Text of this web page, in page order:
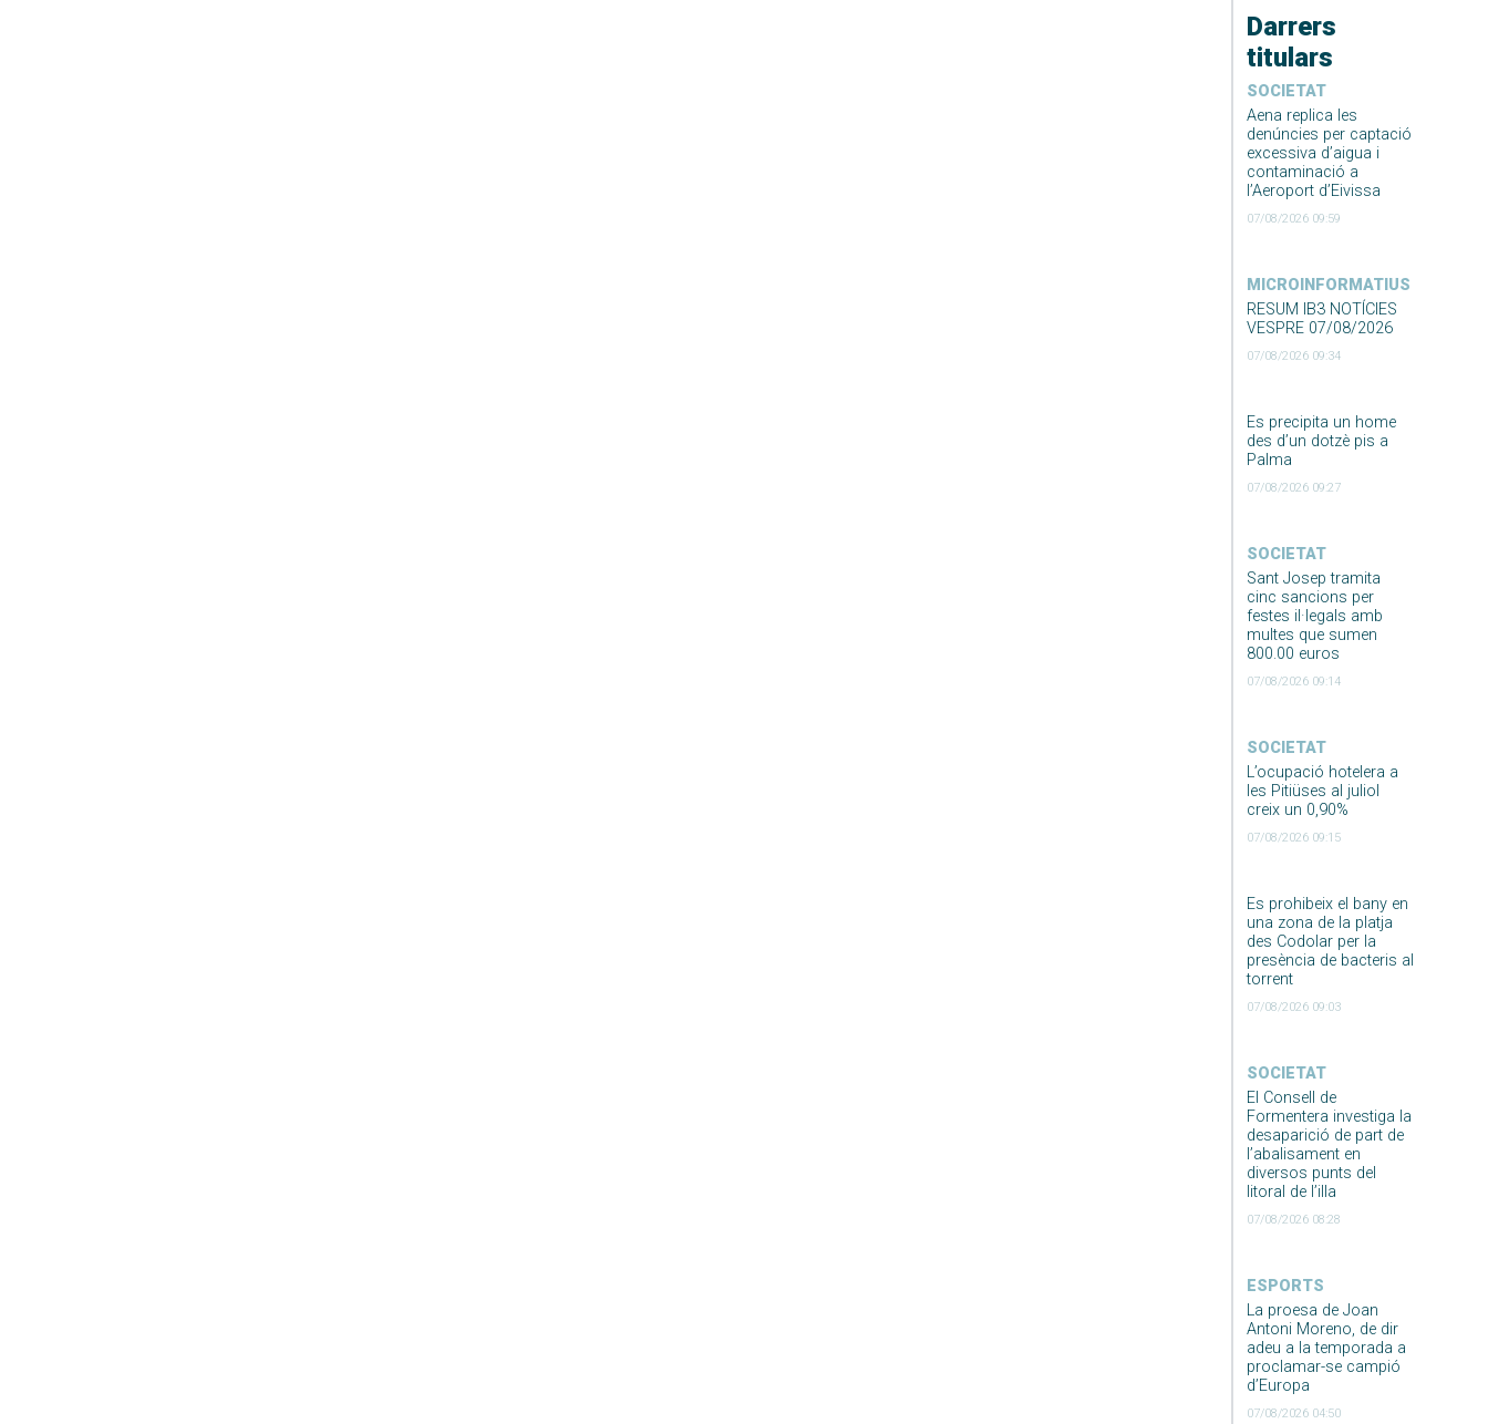
Darrers
titulars
SOCIETAT
Aena replica les
denúncies per captació
excessiva d’aigua i
contaminació a
l’Aeroport d’Eivissa
07/08/2026 09:59
MICROINFORMATIUS
RESUM IB3 NOTÍCIES
VESPRE 07/08/2026
07/08/2026 09:34
Es precipita un home
des d’un dotzè pis a
Palma
07/08/2026 09:27
SOCIETAT
Sant Josep tramita
cinc sancions per
festes il·legals amb
multes que sumen
800.00 euros
07/08/2026 09:14
SOCIETAT
L’ocupació hotelera a
les Pitiüses al juliol
creix un 0,90%
07/08/2026 09:15
Es prohibeix el bany en
una zona de la platja
des Codolar per la
presència de bacteris al
torrent
07/08/2026 09:03
SOCIETAT
El Consell de
Formentera investiga la
desaparició de part de
l’abalisament en
diversos punts del
litoral de l’illa
07/08/2026 08:28
ESPORTS
La proesa de Joan
Antoni Moreno, de dir
adeu a la temporada a
proclamar-se campió
d’Europa
07/08/2026 04:50